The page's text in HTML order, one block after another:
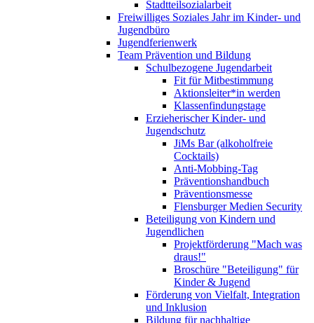
Stadtteilsozialarbeit
Freiwilliges Soziales Jahr im Kinder- und
Jugendbüro
Jugendferienwerk
Team Prävention und Bildung
Schulbezogene Jugendarbeit
Fit für Mitbestimmung
Aktionsleiter*in werden
Klassenfindungstage
Erzieherischer Kinder- und
Jugendschutz
JiMs Bar (alkoholfreie
Cocktails)
Anti-Mobbing-Tag
Präventionshandbuch
Präventionsmesse
Flensburger Medien Security
Beteiligung von Kindern und
Jugendlichen
Projektförderung "Mach was
draus!"
Broschüre "Beteiligung" für
Kinder & Jugend
Förderung von Vielfalt, Integration
und Inklusion
Bildung für nachhaltige